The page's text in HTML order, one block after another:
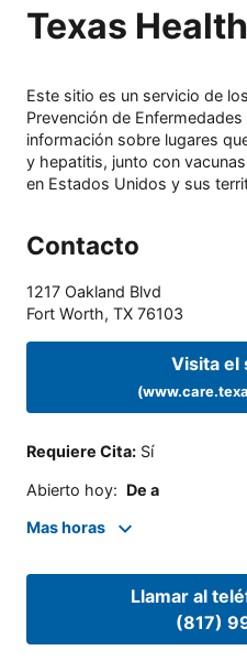
Texas
Este sitio es un servicio de
Prevención de
información sobre lugares
y hepatitis, junto con
en Estados Unidos y sus
Contacto
1217 Oakland Blvd
Fort Worth, TX 76103
Visita el
Requiere Cita: Sí
Abierto hoy: De a
Mas horas
Llamar al
(817)